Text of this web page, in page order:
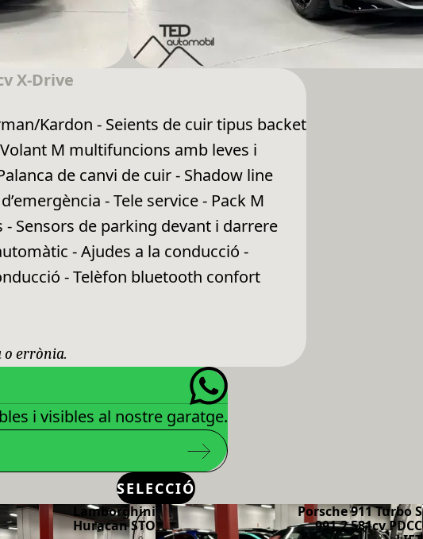
X-Drive
Kardon - Seients de cuir tipus backet
M multifuncions amb leves i
de canvi de cuir - Shadow line
- Tele service - Pack M
Sensors de parking devant i darrere
- Ajudes a la conducció -
- Telèfon bluetooth confort
o errònia.
i visibles al nostre garatge.
SELECCIÓ
Lamborghini
Huracan STO
Porsche 911 Turbo S
991.2 581cv PDCC